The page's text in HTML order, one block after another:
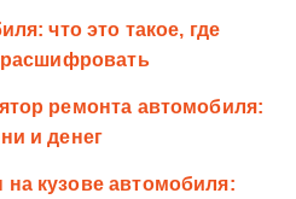
что это такое, где
расшифровать
ремонта автомобиля:
и денег
кузове автомобиля: